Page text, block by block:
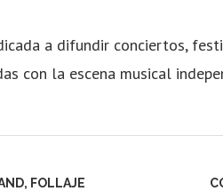
a difundir conciertos,
con la escena musical
FOLLAJE